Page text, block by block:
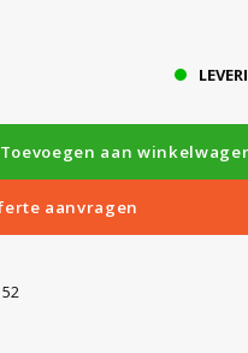
Toevoegen aan
aanvragen